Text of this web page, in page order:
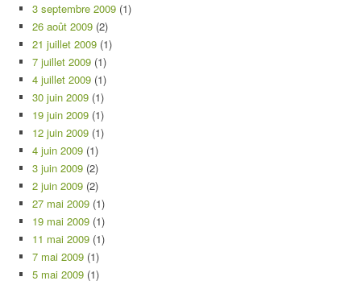
3 septembre 2009 (1)
26 août 2009 (2)
21 juillet 2009 (1)
7 juillet 2009 (1)
4 juillet 2009 (1)
30 juin 2009 (1)
19 juin 2009 (1)
12 juin 2009 (1)
4 juin 2009 (1)
3 juin 2009 (2)
2 juin 2009 (2)
27 mai 2009 (1)
19 mai 2009 (1)
11 mai 2009 (1)
7 mai 2009 (1)
5 mai 2009 (1)